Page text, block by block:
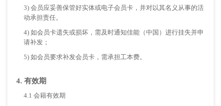
3) 会员应妥善保管好实体或电子会员卡，并对以其名义从事的活
动承担责任。
4) 如会员卡遗失或损坏，需及时通知佳能（中国）进行挂失并申
请补发；
5) 如会员要求补发会员卡，需承担工本费。
4. 有效期
4.1 会籍有效期